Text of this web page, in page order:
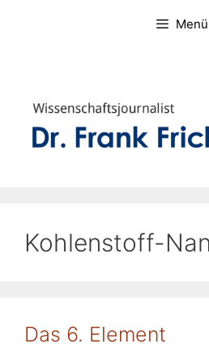
Menü
Kohlenstoff-
Das 6. Element